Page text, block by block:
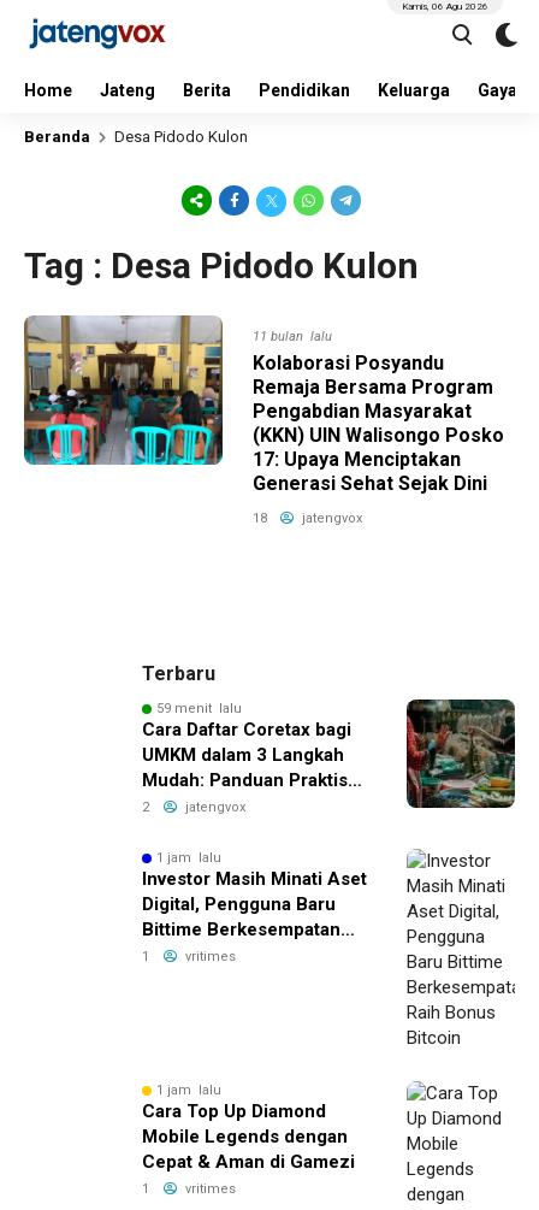
Home Jateng Berita Pendidikan Keluarga Gaya
Kamis, 06 Agu 2026
Beranda Desa Pidodo Kulon
Tag : Desa Pidodo Kulon
11 bulan lalu
Kolaborasi Posyandu
Remaja Bersama Program
Pengabdian Masyarakat
(KKN) UIN Walisongo Posko
17: Upaya Menciptakan
Generasi Sehat Sejak Dini
18 jatengvox
Terbaru
59 menit lalu
Cara Daftar Coretax bagi
UMKM dalam 3 Langkah
Mudah: Panduan Praktis
yang Bikin Bisnis Anda
2 jatengvox
1 jam lalu
Investor Masih Minati Aset
Digital, Pengguna Baru
Bittime Berkesempatan
Raih Bonus Bitcoin
1 vritimes
1 jam lalu
Cara Top Up Diamond
Mobile Legends dengan
Cepat & Aman di Gamezi
1 vritimes